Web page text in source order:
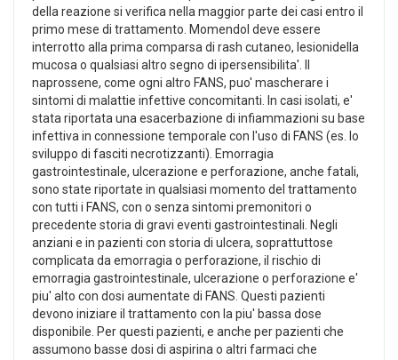
della reazione si verifica nella maggior parte dei casi entro il
primo mese di trattamento. Momendol deve essere
interrotto alla prima comparsa di rash cutaneo, lesionidella
mucosa o qualsiasi altro segno di ipersensibilita'. Il
naprossene, come ogni altro FANS, puo' mascherare i
sintomi di malattie infettive concomitanti. In casi isolati, e'
stata riportata una esacerbazione di infiammazioni su base
infettiva in connessione temporale con l'uso di FANS (es. lo
sviluppo di fasciti necrotizzanti). Emorragia
gastrointestinale, ulcerazione e perforazione, anche fatali,
sono state riportate in qualsiasi momento del trattamento
con tutti i FANS, con o senza sintomi premonitori o
precedente storia di gravi eventi gastrointestinali. Negli
anziani e in pazienti con storia di ulcera, soprattuttose
complicata da emorragia o perforazione, il rischio di
emorragia gastrointestinale, ulcerazione o perforazione e'
piu' alto con dosi aumentate di FANS. Questi pazienti
devono iniziare il trattamento con la piu' bassa dose
disponibile. Per questi pazienti, e anche per pazienti che
assumono basse dosi di aspirina o altri farmaci che